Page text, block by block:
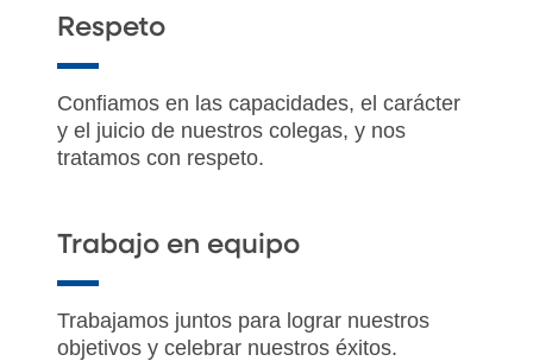
Respeto
Confiamos en las capacidades, el carácter
y el juicio de nuestros colegas, y nos
tratamos con respeto.
Trabajo en equipo
Trabajamos juntos para lograr nuestros
objetivos y celebrar nuestros éxitos.